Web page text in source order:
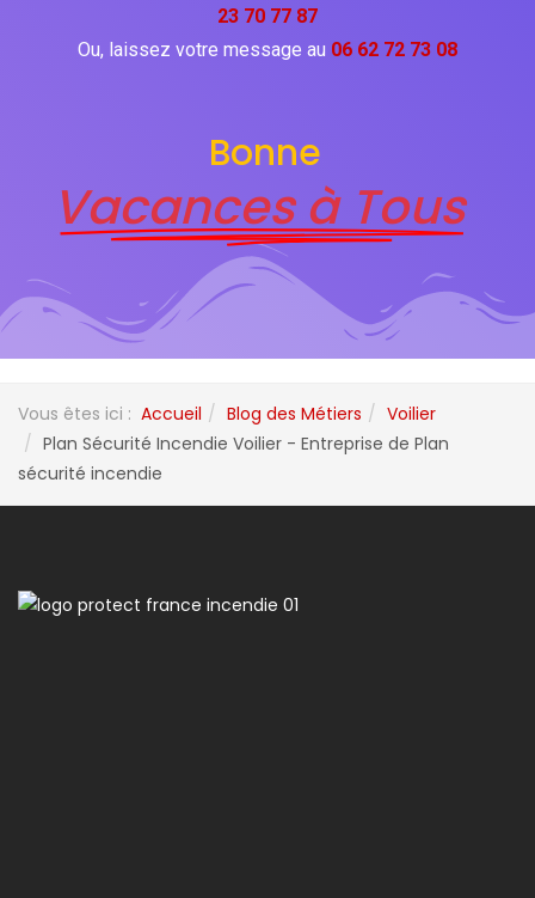
23 70 77 87
Ou, laissez votre message au 06 62 72 73 08
Bonne
Vacances à Tous
Vous êtes ici : Accueil Blog des Métiers
Voilier
Plan Sécurité Incendie Voilier - Entreprise de Plan
sécurité incendie